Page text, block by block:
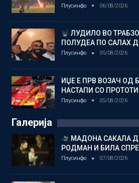
Плусинфо 06/08/2026
ЛУДИЛО ВО
ПОЛУДЕА ПО САЛАХ
Плусинфо 05/08/2026
ИЏЕ Е ПРВ ВОЗАЧ ОД
НАСТАПИ СО
Плусинфо 05/08/2026
Галерија
МАДОНА САКАЛА
РОДМАН И БИЛА
Плусинфо 07/08/2026